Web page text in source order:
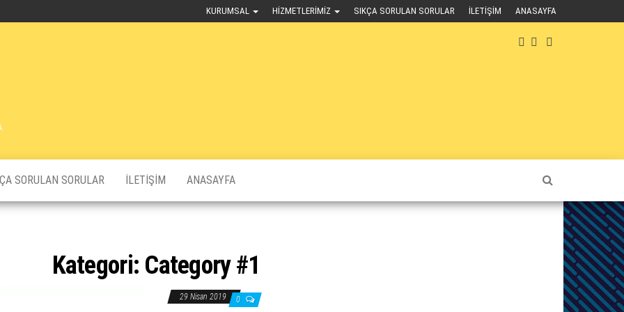
KURUMSAL HIZMETLERIMIZ SIKÇA SORULAN SORULAR İLETIŞIM ANASAYFA
SORULAN SORULAR İLETIŞIM ANASAYFA
Kategori: Category #1
29 Nisan 2019 0